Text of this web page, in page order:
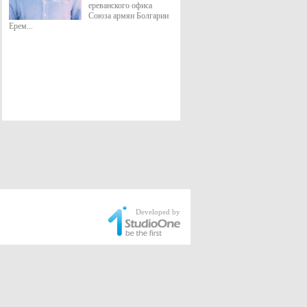
ереванского офиса
Союза армян Болгарии
Ерем...
Developed by